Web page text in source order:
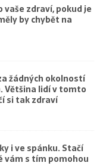
zdraví, pokud je
by chybět na
žádných okolností
Většina lidí v tomto
si tak zdraví
i ve spánku. Stačí
vám s tím pomohou